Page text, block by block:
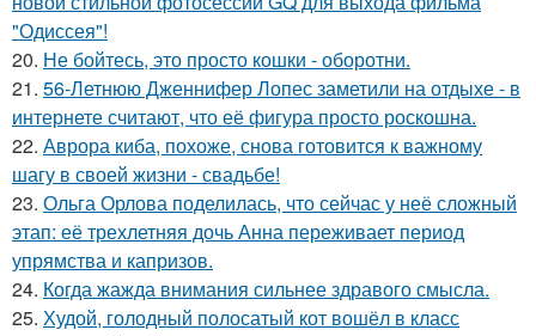
"Одиссея"!
20. Не бойтесь, это просто кошки - оборотни.
21. 56-Летнюю Дженнифер Лопес заметили на отдыхе - в
интернете считают, что её фигура просто роскошна.
22. Аврора киба, похоже, снова готовится к важному
шагу в своей жизни - свадьбе!
23. Ольга Орлова поделилась, что сейчас у неё сложный
этап: её трехлетняя дочь Анна переживает период
упрямства и капризов.
24. Когда жажда внимания сильнее здравого смысла.
25. Худой, голодный полосатый кот вошёл в класс